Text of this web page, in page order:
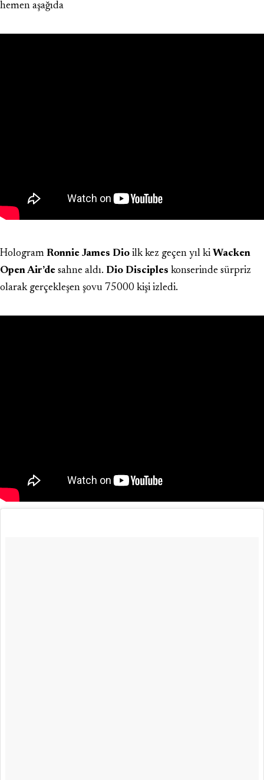
hemen aşağıda
Hologram Ronnie James Dio ilk kez geçen yıl ki Wacken
Open Air’de sahne aldı. Dio Disciples konserinde sürpriz
olarak gerçekleşen şovu 75000 kişi izledi.